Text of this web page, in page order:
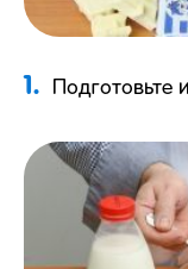
1. Подготовьте